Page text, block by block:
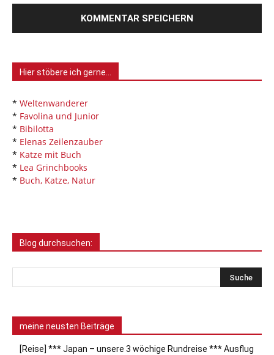
Hier stöbere ich gerne…
* Weltenwanderer
* Favolina und Junior
* Bibilotta
* Elenas Zeilenzauber
* Katze mit Buch
* Lea Grinchbooks
* Buch, Katze, Natur
Blog durchsuchen:
meine neusten Beiträge
[Reise] *** Japan – unsere 3 wöchige Rundreise *** Ausflug